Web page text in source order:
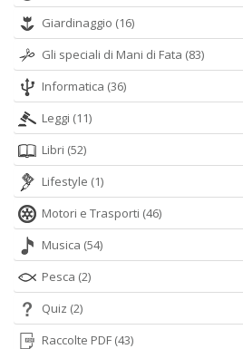
Giardinaggio (16)
Gli speciali di Mani di Fata (83)
Informatica (36)
Leggi (11)
Libri (52)
Lifestyle (1)
Motori e Trasporti (46)
Musica (54)
Pesca (2)
Quiz (2)
Raccolte PDF (43)